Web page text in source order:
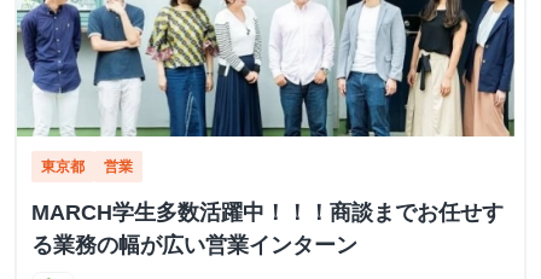
東京都 営業
MARCH学生多数活躍中！！！商談までお任せす
る業務の幅が広い営業インターン